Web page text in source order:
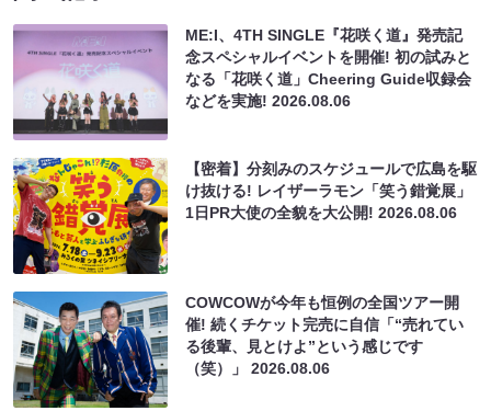
ME:I、4TH SINGLE『花咲く道』発売記
念スペシャルイベントを開催! 初の試みと
なる「花咲く道」Cheering Guide収録会
などを実施!2026.08.06
【密着】分刻みのスケジュールで広島を駆
け抜ける! レイザーラモン「笑う錯覚展」
1日PR大使の全貌を大公開!2026.08.06
COWCOWが今年も恒例の全国ツアー開
催! 続くチケット完売に自信「“売れてい
る後輩、見とけよ”という感じです
（笑）」2026.08.06